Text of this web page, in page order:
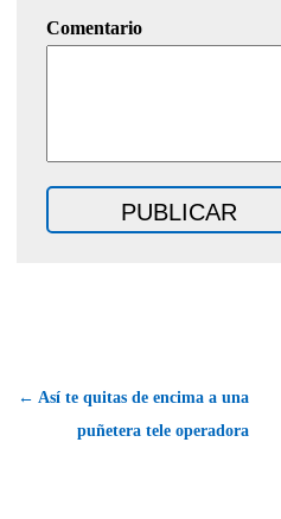
Comentario
← Así te quitas de encima a una
puñetera tele operadora